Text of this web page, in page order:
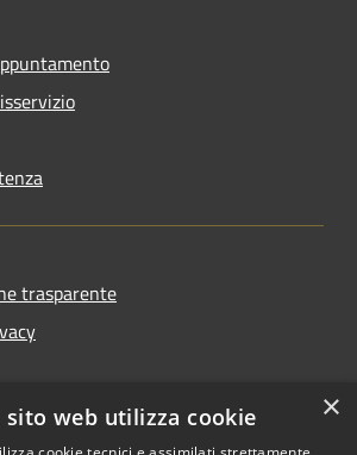
trasparente
accessibilità
×
sito web utilizza cookie